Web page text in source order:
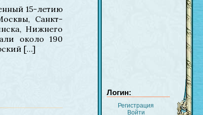
15-летию
Санкт-
Нижнего
около 190
[…]
Логин:
Регистрация
Войти